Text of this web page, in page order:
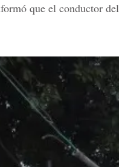
que el conductor